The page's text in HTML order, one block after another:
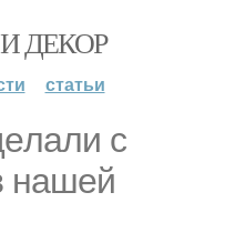
ДЕКОР
статьи
c
нaшeй